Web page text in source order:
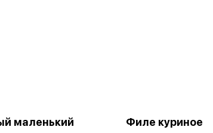
маленький Филе куриное